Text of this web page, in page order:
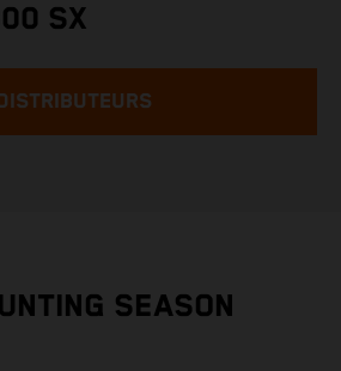
SX
SEASON